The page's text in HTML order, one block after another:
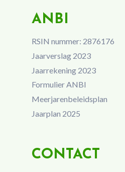
ANBI
RSIN nummer: 2876176
Jaarverslag 2023
Jaarrekening 2023
Formulier ANBI
Meerjarenbeleidsplan
Jaarplan 2025
CONTACT